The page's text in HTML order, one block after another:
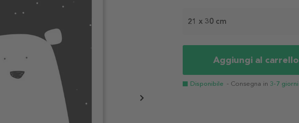
21 x 30 cm
Aggiungi al carrello
Disponibile - Consegna in 3-7 giorni